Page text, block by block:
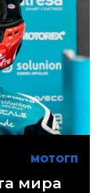
МОТОГП
мира